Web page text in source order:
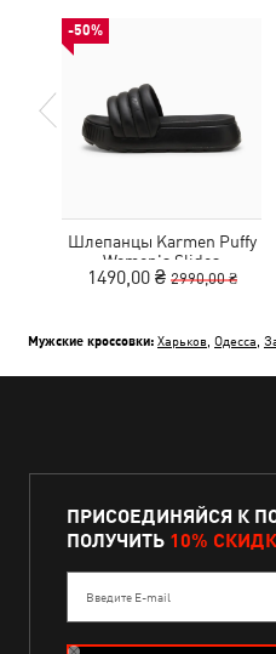
-50%
Шлепанцы Karmen Puffy
Women's Slides
1490,00 ₴ 2990,00 ₴
Мужские кроссовки: Харьков Одесса
ПРИСОЕДИНЯЙСЯ К
ПОЛУЧИТЬ 10%
Введите E-mail